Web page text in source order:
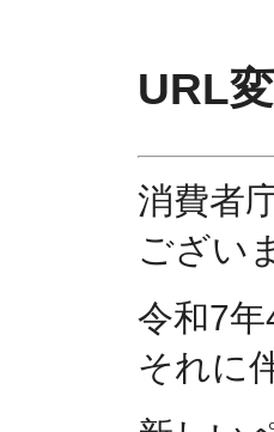
URL
消費者
ござい
令和7
それに